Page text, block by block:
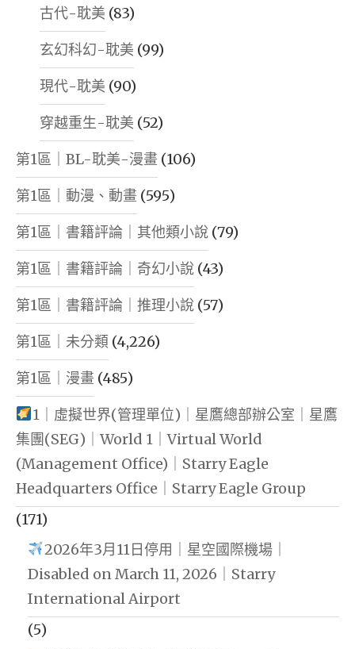
古代-耽美 (83)
玄幻科幻-耽美 (99)
現代-耽美 (90)
穿越重生-耽美 (52)
第1區｜BL-耽美-漫畫 (106)
第1區｜動漫、動畫 (595)
第1區｜書籍評論｜其他類小說 (79)
第1區｜書籍評論｜奇幻小說 (43)
第1區｜書籍評論｜推理小說 (57)
第1區｜未分類 (4,226)
第1區｜漫畫 (485)
1｜虛擬世界(管理單位)｜星鷹總部辦公室｜星鷹
集團(SEG)｜World 1｜Virtual World
(Management Office)｜Starry Eagle
Headquarters Office｜Starry Eagle Group
(171)
2026年3月11日停用｜星空國際機場｜
Disabled on March 11, 2026｜Starry
International Airport
(5)